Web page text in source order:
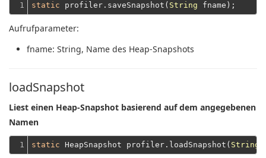
1 static profiler.saveSnapshot( String
Aufrufparameter:
fname: String, Name des Heap-Snapshots
loadSnapshot
Liest einen Heap-Snapshot basierend auf dem angegebenen
Namen
1 static HeapSnapshot profiler.loadSnapshot( String